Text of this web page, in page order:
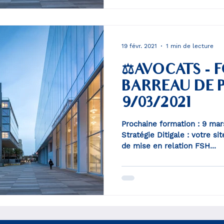
⚖️AVOCATS -
BARREAU DE
9/03/2021
Prochaine formation : 9
Stratégie Ditigale : votre
de mise en relation FSH...
19 févr. 2021 1 min de lecture